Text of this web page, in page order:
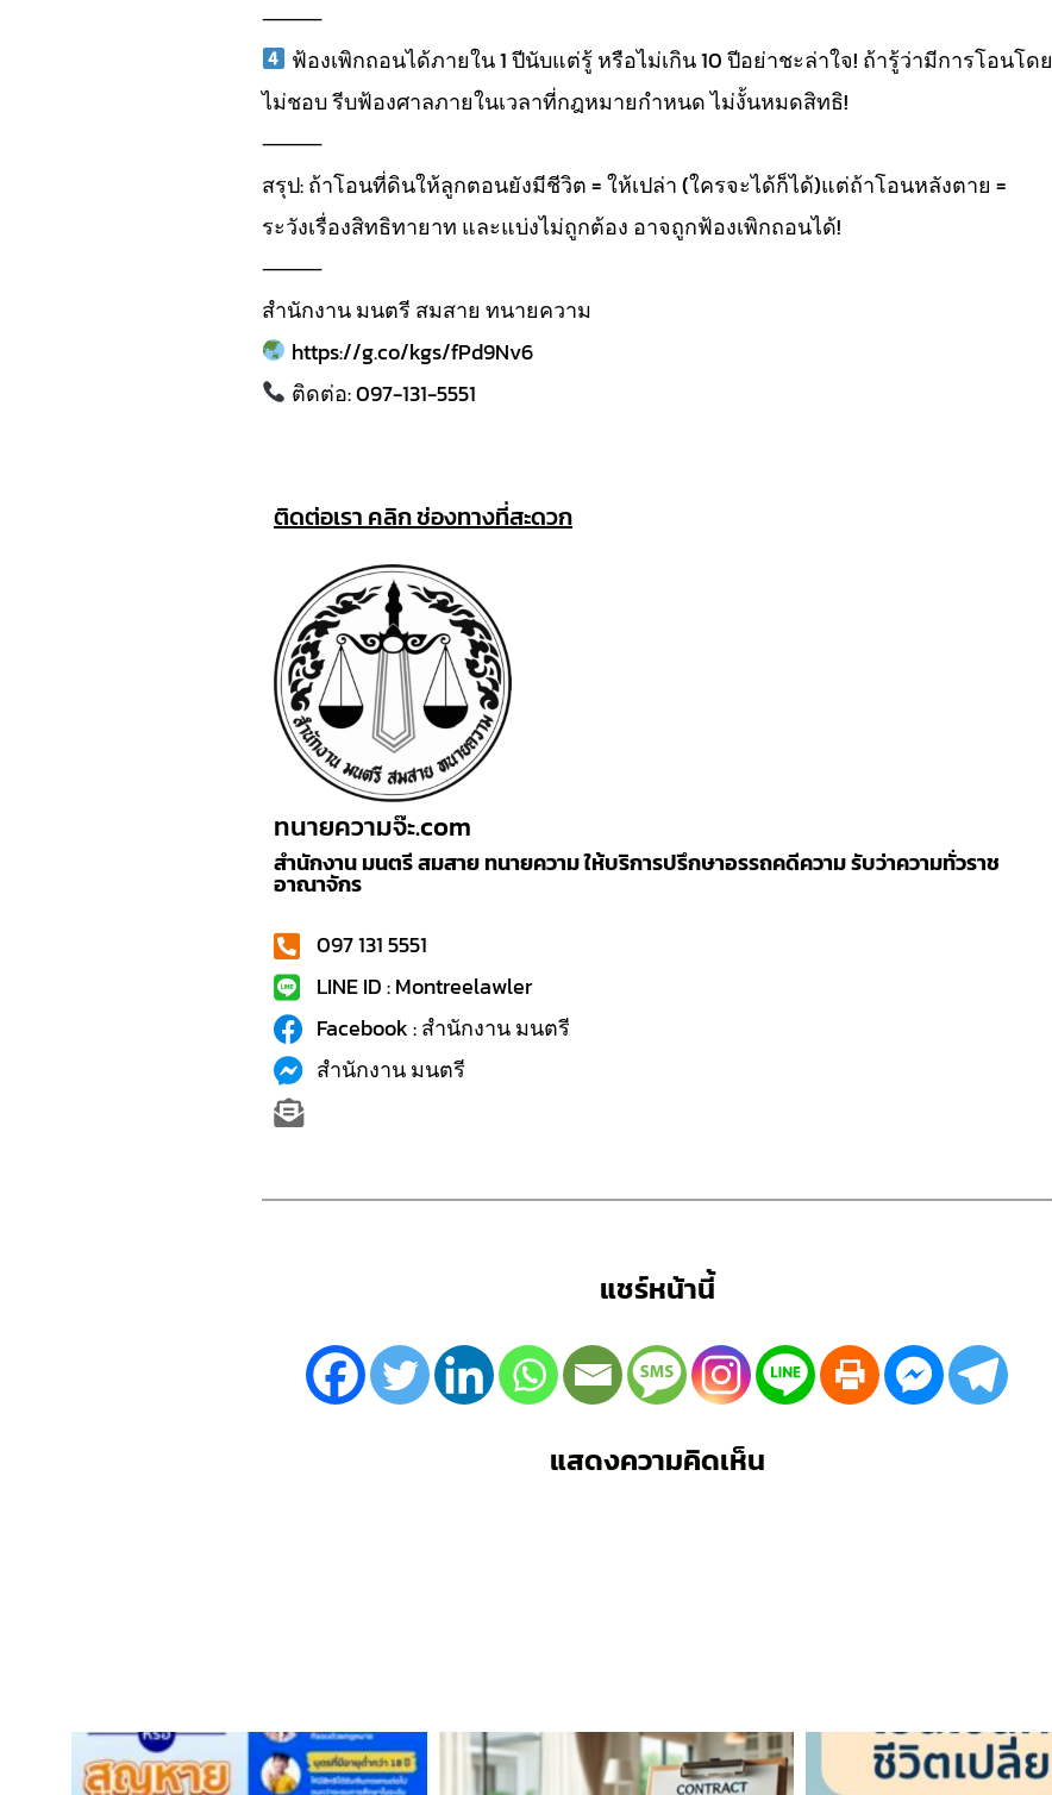
⸻
ฟ้องเพิกถอนได้ภายใน 1 ปีนับแต่รู้ หรือไม่เกิน 10 ปีอย่าชะล่าใจ! ถ้ารู้ว่ามีการโอนโดย
ไม่ชอบ รีบฟ้องศาลภายในเวลาที่กฎหมายกำหนด ไม่งั้นหมดสิทธิ!
⸻
สรุป: ถ้าโอนที่ดินให้ลูกตอนยังมีชีวิต = ให้เปล่า (ใครจะได้ก็ได้)แต่ถ้าโอนหลังตาย =
ระวังเรื่องสิทธิทายาท และแบ่งไม่ถูกต้อง อาจถูกฟ้องเพิกถอนได้!
⸻
สำนักงาน มนตรี สมสาย ทนายความ
https://g.co/kgs/fPd9Nv6
ติดต่อ: 097-131-5551
ติดต่อเรา คลิก ช่องทางที่สะดวก
ทนายความจ๊ะ.com
สำนักงาน มนตรี สมสาย ทนายความ ให้บริการปรึกษาอรรถคดีความ รับว่าความทั่วราช
อาณาจักร
097 131 5551
LINE ID : Montreelawler
Facebook : สำนักงาน มนตรี
สำนักงาน มนตรี
แชร์หน้านี้
แสดงความคิดเห็น